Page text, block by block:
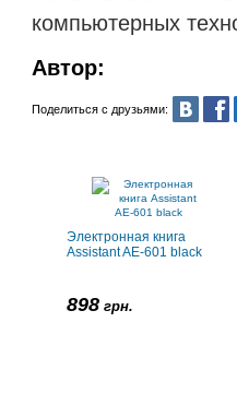
компьютерных
Автор:
Поделиться с друзьями:
Электронная книга
Assistant AE-601 black
898 грн.